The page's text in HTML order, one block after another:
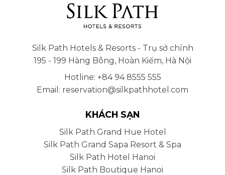
Silk Path Hotels & Resorts - Trụ sở chính
195 - 199 Hàng Bông, Hoàn Kiếm, Hà Nội
Hotline: +84 94 8555 555
Email: reservation@silkpathhotel.com
KHÁCH SẠN
Silk Path Grand Hue Hotel
Silk Path Grand Sapa Resort & Spa
Silk Path Hotel Hanoi
Silk Path Boutique Hanoi